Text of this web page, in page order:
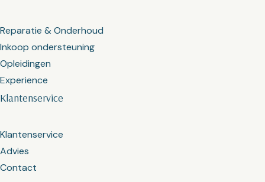
Klantenservice
Klantenservice
Advies
Contact
Reparatie & Onderhoud
Inkoop ondersteuning
Opleidingen
Experience